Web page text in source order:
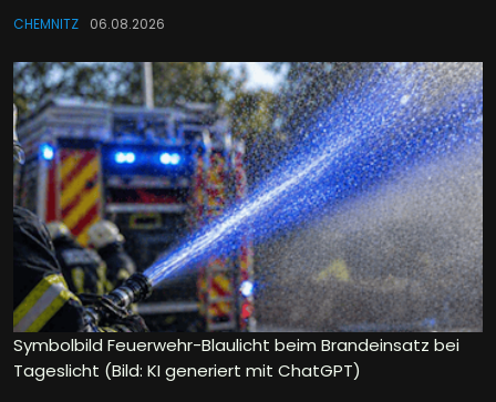
CHEMNITZ 06.08.2026
Symbolbild Feuerwehr-Blaulicht beim Brandeinsatz bei
Tageslicht (Bild: KI generiert mit ChatGPT)